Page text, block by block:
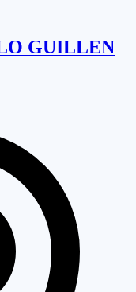
GUILLEN